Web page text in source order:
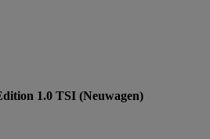
1.0 TSI (Neuwagen)